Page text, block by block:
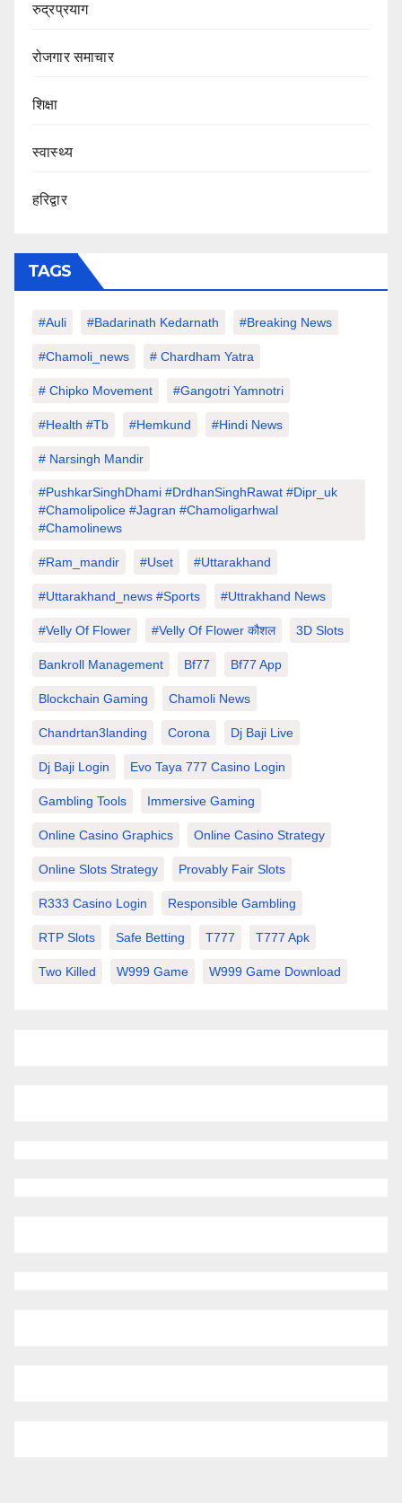
रुद्रप्रयाग
रोजगार समाचार
शिक्षा
स्वास्थ्य
हरिद्वार
TAGS
#auli #Badarinath Kedarnath #Breaking News
#chamoli_news # Chardham Yatra
# Chipko Movement #Gangotri Yamnotri
#Health #tb #hemkund #hindi News
# Narsingh Mandir
#PushkarSinghDhami #drdhanSinghRawat #dipr_uk
#chamolipolice #Jagran #chamoligarhwal
#chamolinews
#Ram_mandir #uset #uttarakhand
#Uttarakhand_news #sports #Uttrakhand News
#velly Of Flower #velly Of Flower कौशल 3D Slots
Bankroll Management Bf77 Bf77 App
Blockchain Gaming Chamoli News
Chandrtan3landing Corona Dj Baji Live
Dj Baji Login Evo Taya 777 Casino Login
Gambling Tools Immersive Gaming
Online Casino Graphics Online Casino Strategy
Online Slots Strategy Provably Fair Slots
R333 Casino Login Responsible Gambling
RTP Slots Safe Betting T777 T777 Apk
Two Killed W999 Game W999 Game Download